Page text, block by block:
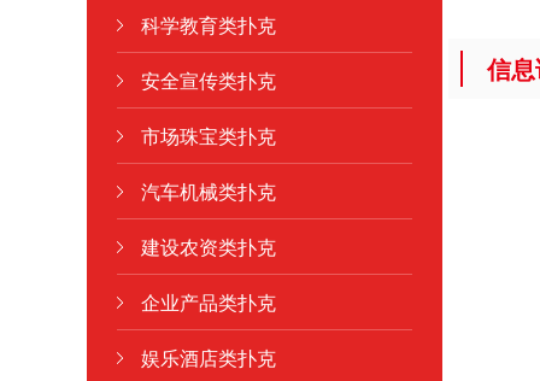
科学教育类扑克
安全宣传类扑克
市场珠宝类扑克
汽车机械类扑克
建设农资类扑克
企业产品类扑克
娱乐酒店类扑克
信